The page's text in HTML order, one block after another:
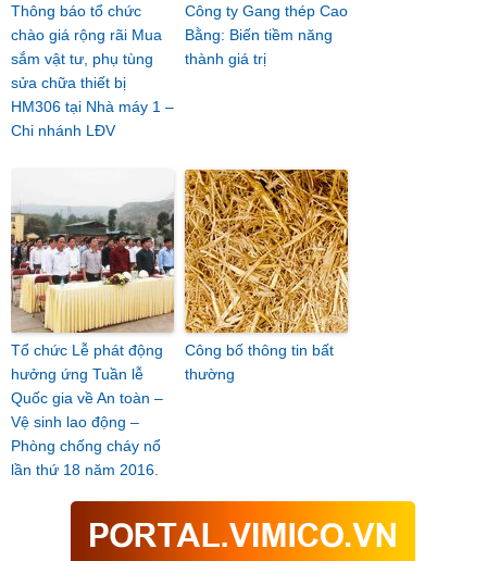
Thông báo tổ chức
chào giá rộng rãi Mua
sắm vật tư, phụ tùng
sửa chữa thiết bị
HM306 tại Nhà máy 1 –
Chi nhánh LĐV
Công ty Gang thép Cao
Bằng: Biến tiềm năng
thành giá trị
Tổ chức Lễ phát động
hưởng ứng Tuần lễ
Quốc gia về An toàn –
Vệ sinh lao động –
Phòng chống cháy nổ
lần thứ 18 năm 2016.
Công bố thông tin bất
thường